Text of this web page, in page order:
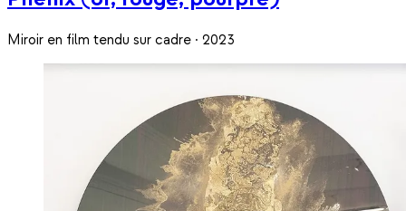
Miroir en film tendu sur cadre · 2023